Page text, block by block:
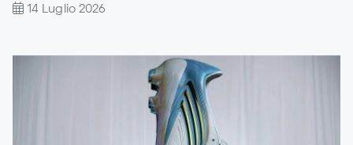
14 Luglio 2026